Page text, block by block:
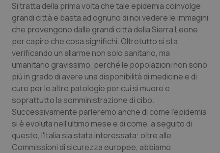
Si tratta della prima volta che tale epidemia coinvolge
grandi città e basta ad ognuno di noi vedere le immagini
che provengono dalle grandi città della Sierra Leone
per capire che cosa significhi. Oltretutto si sta
verificando un allarme non solo sanitario, ma
umanitario gravissimo, perché le popolazioni non sono
più in grado di avere una disponibilità di medicine e di
cure per le altre patologie per cui si muore e
soprattutto la somministrazione di cibo.
Successivamente parleremo anche di come l'epidemia
si è evoluta nell'ultimo mese e di come, a seguito di
questo, l'Italia sia stata interessata: oltre alle
Commissioni di sicurezza europee, abbiamo